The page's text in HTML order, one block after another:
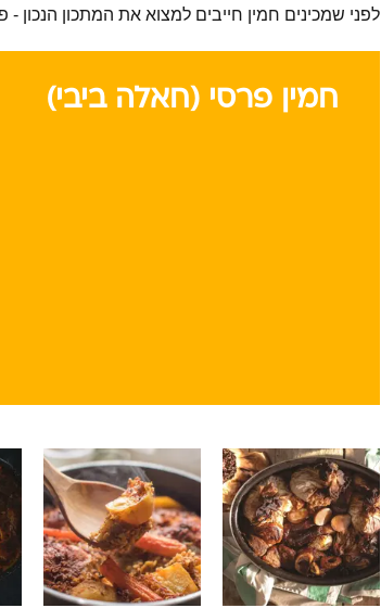
לפני שמכינים חמין חייבים למצוא את המתכון הנכון
חמין פרסי (חאלה ביבי)